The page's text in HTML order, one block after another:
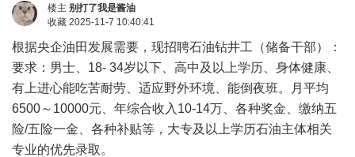
楼主 别打了我是酱油
收藏 2025-11-7 10:40:41
根据央企油田发展需要，现招聘石油钻井工（储备干部）：
要求：男士、18- 34岁以下、高中及以上学历、身体健康、
有上进心能吃苦耐劳、适应野外环境、能倒夜班。月平均
6500～10000元、年综合收入10-14万、各种奖金、缴纳五
险/五险一金、各种补贴等，大专及以上学历石油主体相关
专业的优先录取。